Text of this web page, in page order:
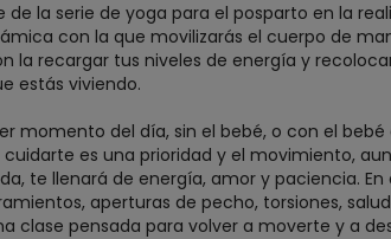
de la serie de yoga para el posparto en la
con la que movilizarás el cuerpo de
la recargar tus niveles de energía y
estás viviendo.
momento del día, sin el bebé, o con el
cuidarte es una prioridad y el movimiento,
te llenará de energía, amor y paciencia. En
aperturas de pecho, torsiones,
clase pensada para volver a moverte y a